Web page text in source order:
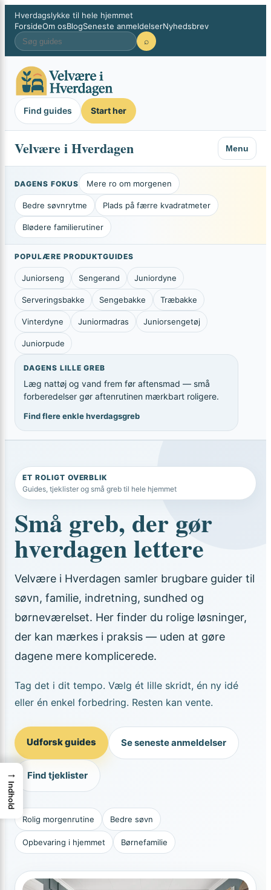
Spring
indhold
Hverdagslykke til hele hjemmet
ForsideOm osBlogSeneste anmeldelserNyhedsbrev
⌕
Find guides Start her
Velvære i Hverdagen Menu
DAGENS FOKUS Mere ro om morgenen
Bedre søvnrytme Plads på færre kvadratmeter
Blødere familierutiner
POPULÆRE PRODUKTGUIDES
Juniorseng Sengerand Juniordyne
Serveringsbakke Sengebakke Træbakke
Vinterdyne Juniormadras Juniorsengetøj
Juniorpude
DAGENS LILLE GREB
Læg nattøj og vand frem før aftensmad — små
forberedelser gør aftenrutinen mærkbart roligere.
Find flere enkle hverdagsgreb
ET ROLIGT OVERBLIK
Guides, tjeklister og små greb til hele hjemmet
Små greb, der gør
hverdagen lettere
Velvære i Hverdagen samler brugbare guider til
søvn, familie, indretning, sundhed og
børneværelset. Her finder du rolige løsninger,
der kan mærkes i praksis — uden at gøre
dagene mere komplicerede.
Tag det i dit tempo. Vælg ét lille skridt, én ny idé
eller én enkel forbedring. Resten kan vente.
Udforsk guides Se seneste anmeldelser
Find tjeklister
Rolig morgenrutine Bedre søvn
Opbevaring i hjemmet Børnefamilie
→
Indhold